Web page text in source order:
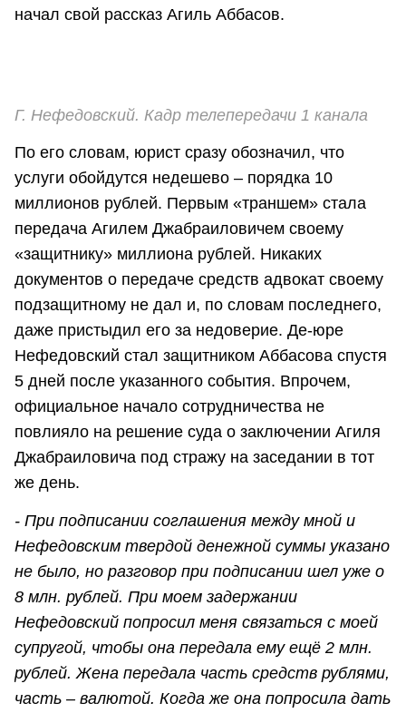
начал свой рассказ Агиль Аббасов.
Г. Нефедовский. Кадр телепередачи 1 канала
По его словам, юрист сразу обозначил, что
услуги обойдутся недешево – порядка 10
миллионов рублей. Первым «траншем» стала
передача Агилем Джабраиловичем своему
«защитнику» миллиона рублей. Никаких
документов о передаче средств адвокат своему
подзащитному не дал и, по словам последнего,
даже пристыдил его за недоверие. Де-юре
Нефедовский стал защитником Аббасова спустя
5 дней после указанного события. Впрочем,
официальное начало сотрудничества не
повлияло на решение суда о заключении Агиля
Джабраиловича под стражу на заседании в тот
же день.
- При подписании соглашения между мной и
Нефедовским твердой денежной суммы указано
не было, но разговор при подписании шел уже о
8 млн. рублей. При моем задержании
Нефедовский попросил меня связаться с моей
супругой, чтобы она передала ему ещё 2 млн.
рублей. Жена передала часть средств рублями,
часть – валютой. Когда же она попросила дать